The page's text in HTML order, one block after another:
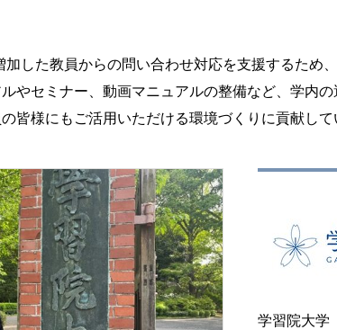
した教員からの問い合わせ対応を支援するため
やセミナー、動画マニュアルの整備など、学内
皆様にもご活用いただける環境づくりに貢献して
学習院大学